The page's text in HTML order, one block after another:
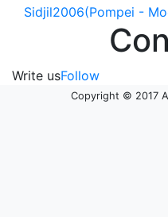
Sidjil2006(Pompei -
Write usFollow
Copyright © 2017